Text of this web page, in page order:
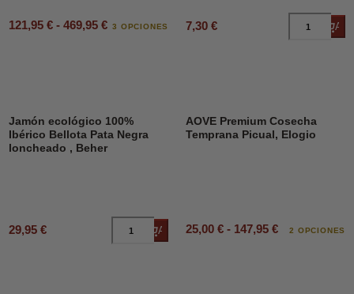
121,95 € - 469,95 € 3 OPCIONES 7,30 €
Jamón ecológico 100%
Ibérico Bellota Pata Negra
loncheado , Beher
29,95 € Añadir al carrito
AOVE Premium Cosecha
Temprana Picual, Elogio
25,00 € - 147,95 € 2 OPCIONES